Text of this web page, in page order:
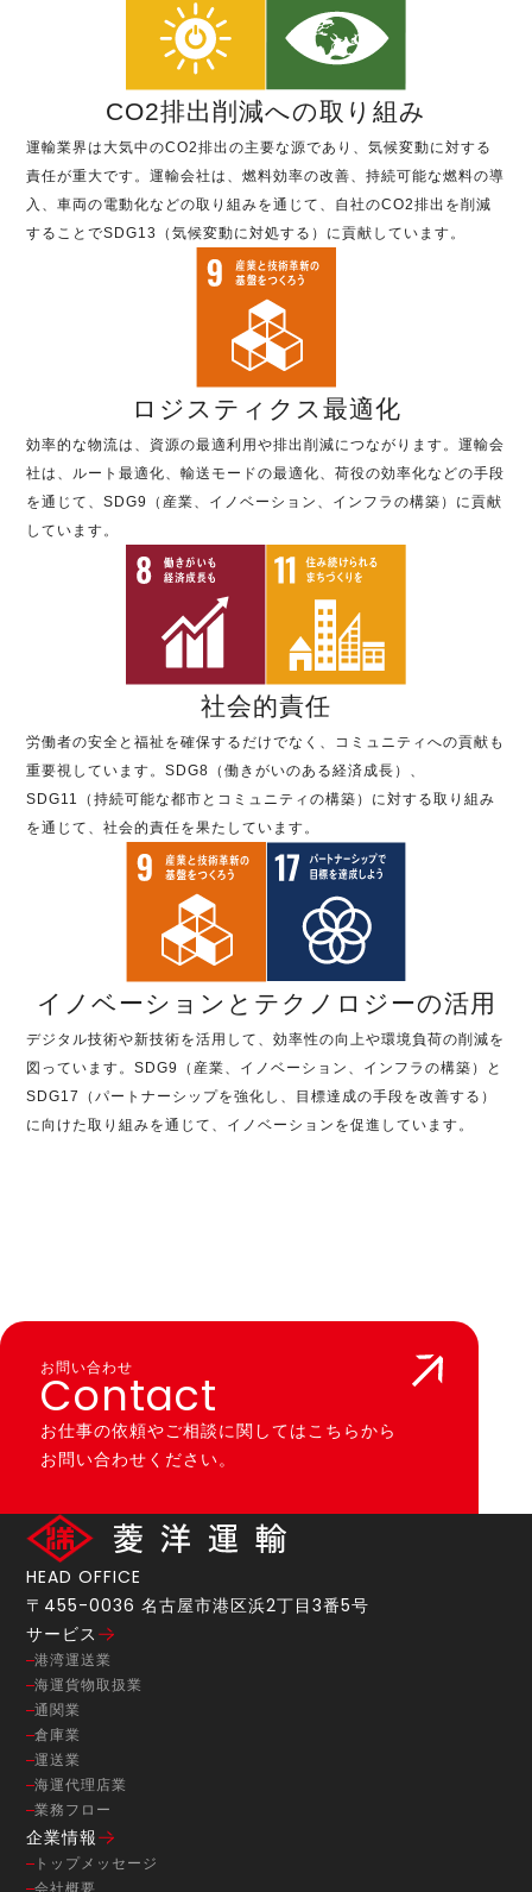
CO2排出削減への取り組み
運輸業界は大気中のCO2排出の主要な源であり、気候変動に対する
責任が重大です。運輸会社は、燃料効率の改善、持続可能な燃料の導
入、車両の電動化などの取り組みを通じて、自社のCO2排出を削減
することでSDG13（気候変動に対処する）に貢献しています。
ロジスティクス最適化
効率的な物流は、資源の最適利用や排出削減につながります。運輸会
社は、ルート最適化、輸送モードの最適化、荷役の効率化などの手段
を通じて、SDG9（産業、イノベーション、インフラの構築）に貢献
しています。
社会的責任
労働者の安全と福祉を確保するだけでなく、コミュニティへの貢献も
重要視しています。SDG8（働きがいのある経済成長）、
SDG11（持続可能な都市とコミュニティの構築）に対する取り組み
を通じて、社会的責任を果たしています。
イノベーションとテクノロジーの活用
デジタル技術や新技術を活用して、効率性の向上や環境負荷の削減を
図っています。SDG9（産業、イノベーション、インフラの構築）と
SDG17（パートナーシップを強化し、目標達成の手段を改善する）
に向けた取り組みを通じて、イノベーションを促進しています。
お問い合わせ
Contact
お仕事の依頼やご相談に関してはこちらから
お問い合わせください。
HEAD OFFICE
〒455-0036 名古屋市港区浜2丁目3番5号
サービス
港湾運送業
海運貨物取扱業
通関業
倉庫業
運送業
海運代理店業
業務フロー
企業情報
トップメッセージ
会社概要